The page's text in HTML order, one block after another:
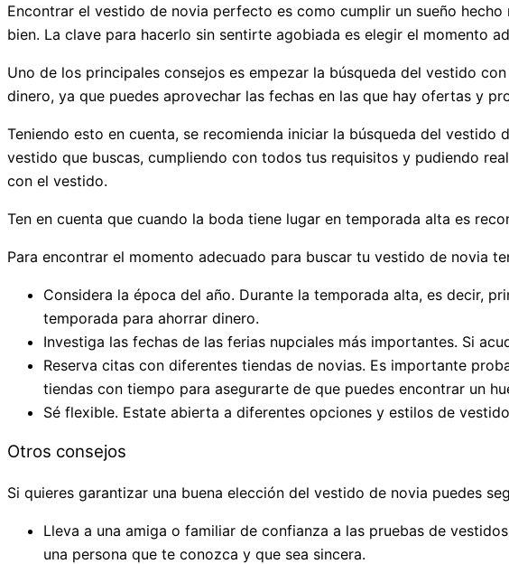
Encontrar el vestido de novia perfecto es como cumplir un sueño
bien. La clave para hacerlo sin sentirte agobiada es elegir el momento
Uno de los principales consejos es empezar la búsqueda del vestido
dinero, ya que puedes aprovechar las fechas en las que hay ofertas y
Teniendo esto en cuenta, se recomienda iniciar la búsqueda del
vestido que buscas, cumpliendo con todos tus requisitos y pudiendo
con el vestido.
Ten en cuenta que cuando la boda tiene lugar en temporada alta es
Para encontrar el momento adecuado para buscar tu vestido de novia
Considera la época del año. Durante la temporada alta, es decir,
temporada para ahorrar dinero.
Investiga las fechas de las ferias nupciales más importantes. Si
Reserva citas con diferentes tiendas de novias. Es importante
tiendas con tiempo para asegurarte de que puedes encontrar un
Sé flexible. Estate abierta a diferentes opciones y estilos de
Otros consejos
Si quieres garantizar una buena elección del vestido de novia puedes
Lleva a una amiga o familiar de confianza a las pruebas de
una persona que te conozca y que sea sincera.